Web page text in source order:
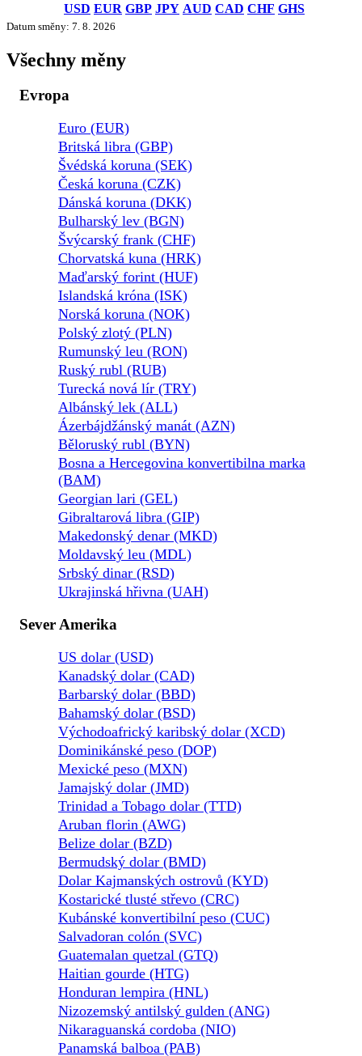
USD EUR GBP JPY AUD CAD CHF GHS
Datum směny: 7. 8. 2026
Všechny měny
Evropa
Euro (EUR)
Britská libra (GBP)
Švédská koruna (SEK)
Česká koruna (CZK)
Dánská koruna (DKK)
Bulharský lev (BGN)
Švýcarský frank (CHF)
Chorvatská kuna (HRK)
Maďarský forint (HUF)
Islandská króna (ISK)
Norská koruna (NOK)
Polský zlotý (PLN)
Rumunský leu (RON)
Ruský rubl (RUB)
Turecká nová lír (TRY)
Albánský lek (ALL)
Ázerbájdžánský manát (AZN)
Běloruský rubl (BYN)
Bosna a Hercegovina konvertibilna marka
(BAM)
Georgian lari (GEL)
Gibraltarová libra (GIP)
Makedonský denar (MKD)
Moldavský leu (MDL)
Srbský dinar (RSD)
Ukrajinská hřivna (UAH)
Sever Amerika
US dolar (USD)
Kanadský dolar (CAD)
Barbarský dolar (BBD)
Bahamský dolar (BSD)
Východoafrický karibský dolar (XCD)
Dominikánské peso (DOP)
Mexické peso (MXN)
Jamajský dolar (JMD)
Trinidad a Tobago dolar (TTD)
Aruban florin (AWG)
Belize dolar (BZD)
Bermudský dolar (BMD)
Dolar Kajmanských ostrovů (KYD)
Kostarické tlusté střevo (CRC)
Kubánské konvertibilní peso (CUC)
Salvadoran colón (SVC)
Guatemalan quetzal (GTQ)
Haitian gourde (HTG)
Honduran lempira (HNL)
Nizozemský antilský gulden (ANG)
Nikaraguanská cordoba (NIO)
Panamská balboa (PAB)